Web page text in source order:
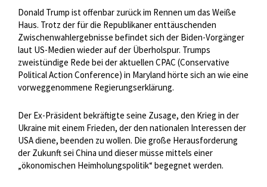
Donald Trump ist offenbar zurück im Rennen um das Weiße
Haus. Trotz der für die Republikaner enttäuschenden
Zwischenwahlergebnisse befindet sich der Biden-Vorgänger
laut US-Medien wieder auf der Überholspur. Trumps
zweistündige Rede bei der aktuellen CPAC (Conservative
Political Action Conference) in Maryland hörte sich an wie eine
vorweggenommene Regierungserklärung.
Der Ex-Präsident bekräftigte seine Zusage, den Krieg in der
Ukraine mit einem Frieden, der den nationalen Interessen der
USA diene, beenden zu wollen. Die große Herausforderung
der Zukunft sei China und dieser müsse mittels einer
„ökonomischen Heimholungspolitik“ begegnet werden.